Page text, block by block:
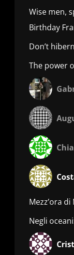
Wise men,
Birthday
Don’t
The power
Mezz’ora di
Negli